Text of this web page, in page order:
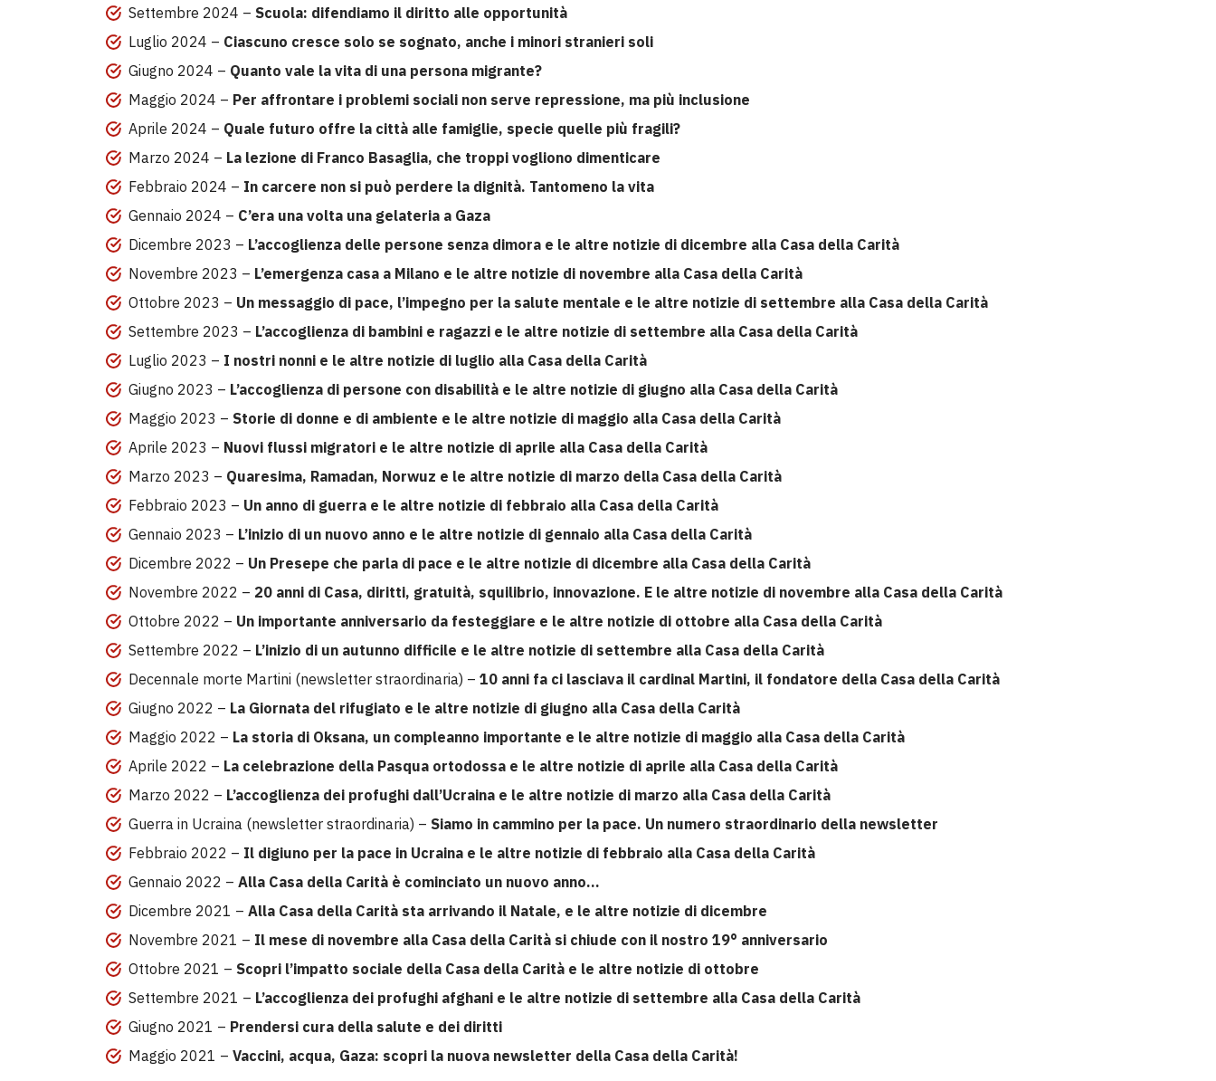
Settembre 2024 – Scuola: difendiamo il diritto alle opportunità
Luglio 2024 – Ciascuno cresce solo se sognato, anche i minori stranieri soli
Giugno 2024 – Quanto vale la vita di una persona migrante?
Maggio 2024 – Per affrontare i problemi sociali non serve repressione, ma più inclusione
Aprile 2024 – Quale futuro offre la città alle famiglie, specie quelle più fragili?
Marzo 2024 – La lezione di Franco Basaglia, che troppi vogliono dimenticare
Febbraio 2024 – In carcere non si può perdere la dignità. Tantomeno la vita
Gennaio 2024 – C’era una volta una gelateria a Gaza
Dicembre 2023 – L’accoglienza delle persone senza dimora e le altre notizie di dicembre alla Casa della Carità
Novembre 2023 – L’emergenza casa a Milano e le altre notizie di novembre alla Casa della Carità
Ottobre 2023 – Un messaggio di pace, l’impegno per la salute mentale e le altre notizie di settembre alla Casa della Carità
Settembre 2023 – L’accoglienza di bambini e ragazzi e le altre notizie di settembre alla Casa della Carità
Luglio 2023 – I nostri nonni e le altre notizie di luglio alla Casa della Carità
Giugno 2023 – L’accoglienza di persone con disabilità e le altre notizie di giugno alla Casa della Carità
Maggio 2023 – Storie di donne e di ambiente e le altre notizie di maggio alla Casa della Carità
Aprile 2023 – Nuovi flussi migratori e le altre notizie di aprile alla Casa della Carità
Marzo 2023 – Quaresima, Ramadan, Norwuz e le altre notizie di marzo della Casa della Carità
Febbraio 2023 – Un anno di guerra e le altre notizie di febbraio alla Casa della Carità
Gennaio 2023 – L’inizio di un nuovo anno e le altre notizie di gennaio alla Casa della Carità
Dicembre 2022 – Un Presepe che parla di pace e le altre notizie di dicembre alla Casa della Carità
Novembre 2022 – 20 anni di Casa, diritti, gratuità, squilibrio, innovazione. E le altre notizie di novembre alla Casa della Carità
Ottobre 2022 – Un importante anniversario da festeggiare e le altre notizie di ottobre alla Casa della Carità
Settembre 2022 – L’inizio di un autunno difficile e le altre notizie di settembre alla Casa della Carità
Decennale morte Martini (newsletter straordinaria) – 10 anni fa ci lasciava il cardinal Martini, il fondatore della Casa della Carità
Giugno 2022 – La Giornata del rifugiato e le altre notizie di giugno alla Casa della Carità
Maggio 2022 – La storia di Oksana, un compleanno importante e le altre notizie di maggio alla Casa della Carità
Aprile 2022 – La celebrazione della Pasqua ortodossa e le altre notizie di aprile alla Casa della Carità
Marzo 2022 – L’accoglienza dei profughi dall’Ucraina e le altre notizie di marzo alla Casa della Carità
Guerra in Ucraina (newsletter straordinaria) – Siamo in cammino per la pace. Un numero straordinario della newsletter
Febbraio 2022 – Il digiuno per la pace in Ucraina e le altre notizie di febbraio alla Casa della Carità
Gennaio 2022 – Alla Casa della Carità è cominciato un nuovo anno…
Dicembre 2021 – Alla Casa della Carità sta arrivando il Natale, e le altre notizie di dicembre
Novembre 2021 – Il mese di novembre alla Casa della Carità si chiude con il nostro 19° anniversario
Ottobre 2021 – Scopri l’impatto sociale della Casa della Carità e le altre notizie di ottobre
Settembre 2021 – L’accoglienza dei profughi afghani e le altre notizie di settembre alla Casa della Carità
Giugno 2021 – Prendersi cura della salute e dei diritti
Maggio 2021 – Vaccini, acqua, Gaza: scopri la nuova newsletter della Casa della Carità!